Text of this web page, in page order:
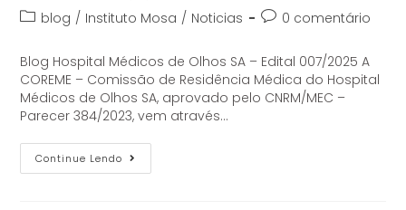
blog / Instituto Mosa / Noticias 0 comentário
Blog Hospital Médicos de Olhos SA – Edital 007/2025 A
COREME – Comissão de Residência Médica do Hospital
Médicos de Olhos SA, aprovado pelo CNRM/MEC –
Parecer 384/2023, vem através…
Continue Lendo